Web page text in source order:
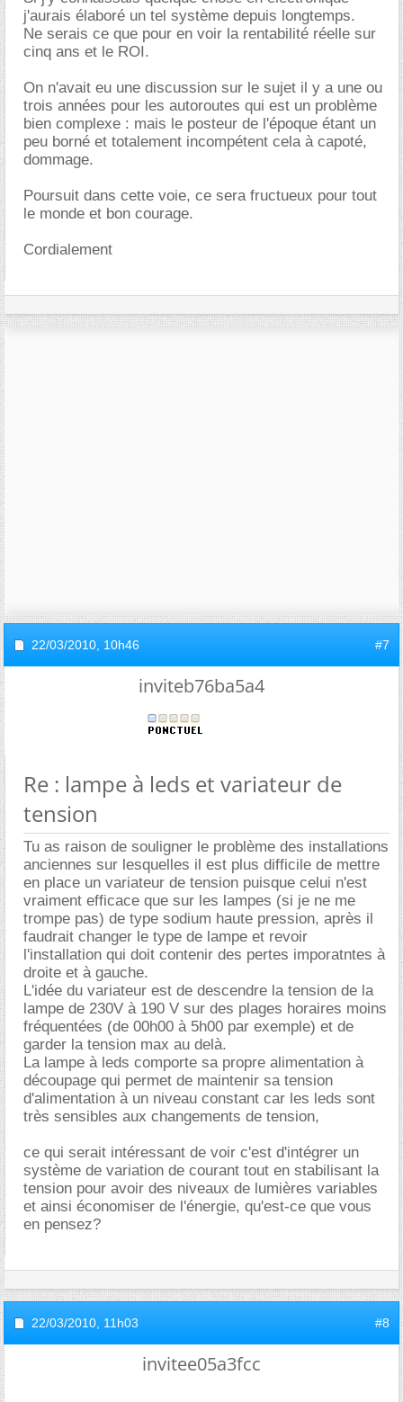
j'aurais élaboré un tel système depuis longtemps.
Ne serais ce que pour en voir la rentabilité réelle sur
cinq ans et le ROI.
On n'avait eu une discussion sur le sujet il y a une ou
trois années pour les autoroutes qui est un problème
bien complexe : mais le posteur de l'époque étant un
peu borné et totalement incompétent cela à capoté,
dommage.
Poursuit dans cette voie, ce sera fructueux pour tout
le monde et bon courage.
Cordialement
22/03/2010, 10h46 #7
inviteb76ba5a4
Re : lampe à leds et variateur de
tension
Tu as raison de souligner le problème des installations
anciennes sur lesquelles il est plus difficile de mettre
en place un variateur de tension puisque celui n'est
vraiment efficace que sur les lampes (si je ne me
trompe pas) de type sodium haute pression, après il
faudrait changer le type de lampe et revoir
l'installation qui doit contenir des pertes imporatntes à
droite et à gauche.
L'idée du variateur est de descendre la tension de la
lampe de 230V à 190 V sur des plages horaires moins
fréquentées (de 00h00 à 5h00 par exemple) et de
garder la tension max au delà.
La lampe à leds comporte sa propre alimentation à
découpage qui permet de maintenir sa tension
d'alimentation à un niveau constant car les leds sont
très sensibles aux changements de tension,
ce qui serait intéressant de voir c'est d'intégrer un
système de variation de courant tout en stabilisant la
tension pour avoir des niveaux de lumières variables
et ainsi économiser de l'énergie, qu'est-ce que vous
en pensez?
22/03/2010, 11h03 #8
invitee05a3fcc